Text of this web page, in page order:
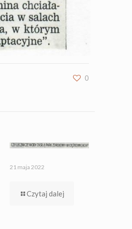
0
21 maja 2022
Czytaj dalej